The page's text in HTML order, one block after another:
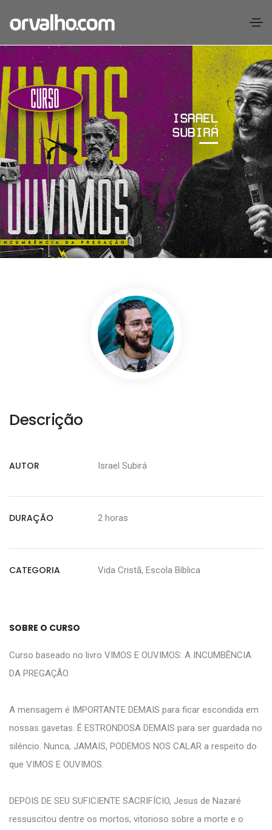
Descrição
AUTOR Israel Subirá
DURAÇÃO 2 horas
CATEGORIA Vida Cristã, Escola Bíblica
SOBRE O CURSO
Curso baseado no livro VIMOS E OUVIMOS: A INCUMBÊNCIA
DA PREGAÇÃO.
A mensagem é IMPORTANTE DEMAIS para ficar escondida em
nossas gavetas. É ESTRONDOSA DEMAIS para ser guardada no
silêncio. Nunca, JAMAIS, PODEMOS NOS CALAR a respeito do
que VIMOS E OUVIMOS.
DEPOIS DE SEU SUFICIENTE SACRIFÍCIO, Jesus de Nazaré
ressuscitou dentre os mortos, vitorioso sobre a morte e o